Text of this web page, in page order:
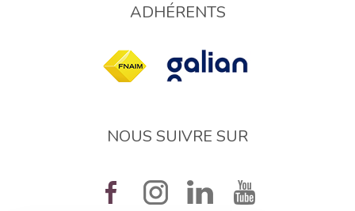
ADHÉRENTS
NOUS SUIVRE SUR